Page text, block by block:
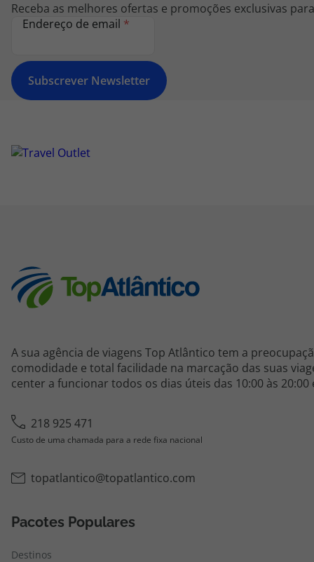
Receba as melhores ofertas e promoções exclusivas
Endereço de email *
Subscrever Newsletter
A sua agência de viagens Top Atlântico tem a
comodidade e total facilidade na marcação das suas
center a funcionar todos os dias úteis das 10:00 às 20:00
218 925 471
Custo de uma chamada para a rede fixa nacional
topatlantico@topatlantico.com
Pacotes Populares
Destinos